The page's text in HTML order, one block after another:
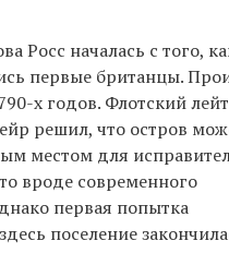
Росс началась с того,
первые британцы.
х годов. Флотский
решил, что остров
местом для
вроде современного
первая попытка
поселение